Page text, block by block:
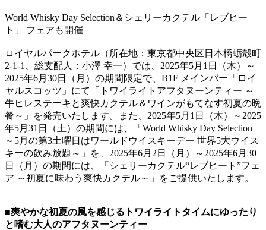
World Whisky Day Selection＆シェリーカクテル「レブヒー
ト」 フェアも開催
ロイヤルパークホテル（所在地：東京都中央区日本橋蛎殻町
2-1-1、総支配人：小澤 幸一）では、2025年5月1日（木）～
2025年6月30日（月）の期間限定で、B1F メインバー「ロイ
ヤルスコッツ」にて「トワイライトアフタヌーンティー ～
牛ヒレステーキと爽快カクテル＆ワインがもてなす初夏の晩
餐～」を発売いたします。また、2025年5月1日（木）～2025
年5月31日（土）の期間には、「World Whisky Day Selection
～5月の第3土曜日はワールドウイスキーデー 世界5大ウイス
キーの飲み放題～」を、2025年6月2日（月）～2025年6月30
日（月）の期間には、「シェリーカクテル“レブヒート”フェ
ア ～初夏に味わう爽快カクテル～」をご提供いたします。
■爽やかな初夏の風を感じるトワイライトタイムにゆったり
と嗜む大人のアフタヌーンティー